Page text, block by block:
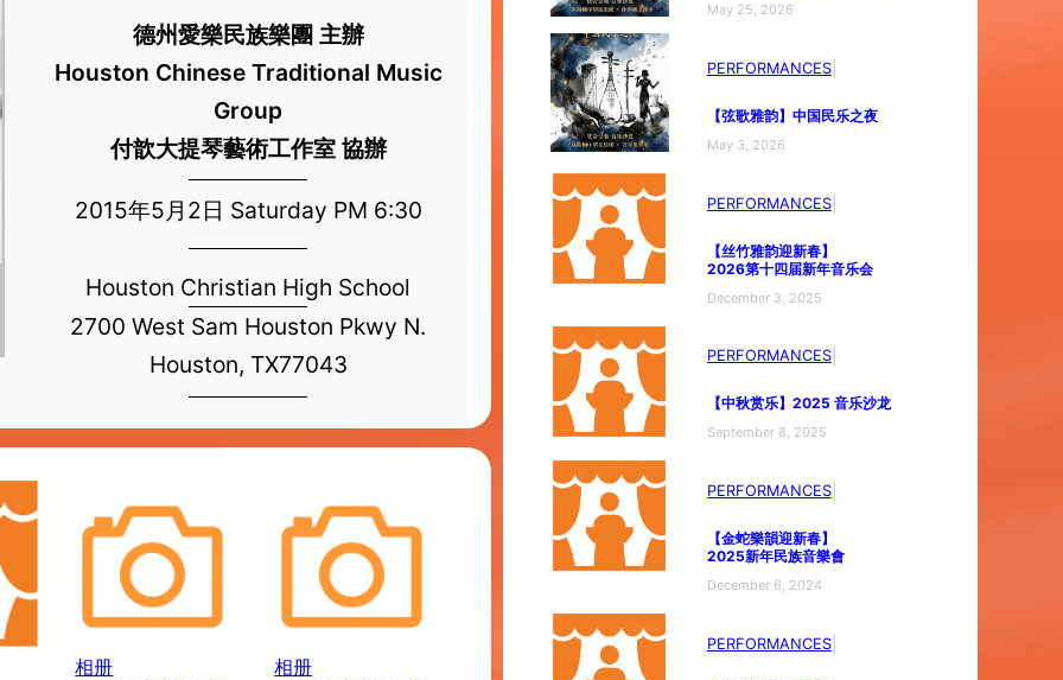
德州愛樂民族樂團 主辦
Houston Chinese Traditional Music
Group
付歆大提琴藝術工作室 協辦
2015年5月2日 Saturday PM 6:30
Houston Christian High School
2700 West Sam Houston Pkwy N.
Houston, TX77043
相册 相册
May 25, 2026
PERFORMANCES|
【弦歌雅韵】 中国民乐之夜
May 3, 2026
PERFORMANCES|
【丝竹雅韵迎新春】
2026第十四届新年音乐会
December 3, 2025
PERFORMANCES|
【中秋赏乐】 2025 音乐沙龙
September 8, 2025
PERFORMANCES|
【金蛇樂韻迎新春】
2025新年民族音樂會
December 6, 2024
PERFORMANCES|